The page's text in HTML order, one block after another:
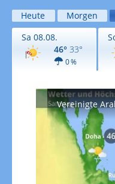
Heute Morgen
Sa 08.08.
46° 33°
0 %
Vereinigte